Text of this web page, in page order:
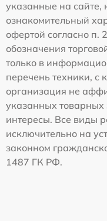
указанные на сайте,
ознакомительный
офертой согласно п.
обозначения
только в
перечень техники, с
организация не
указанных товарных
интересы. Все виды
исключительно на
законном
1487 ГК РФ.